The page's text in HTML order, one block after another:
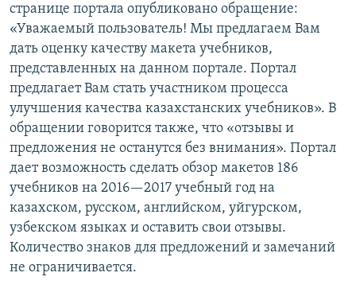
странице портала опубликовано обращение:
«Уважаемый пользователь! Мы предлагаем Вам
дать оценку качеству макета учебников,
представленных на данном портале. Портал
предлагает Вам стать участником процесса
улучшения качества казахстанских учебников». В
обращении говорится также, что «отзывы и
предложения не останутся без внимания». Портал
дает возможность сделать обзор макетов 186
учебников на 2016—2017 учебный год на
казахском, русском, английском, уйгурском,
узбекском языках и оставить свои отзывы.
Количество знаков для предложений и замечаний
не ограничивается.